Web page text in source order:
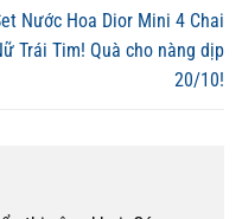
Nước Hoa Dior Mini 4 Chai
Trái Tim! Quà cho nàng dịp
20/10!